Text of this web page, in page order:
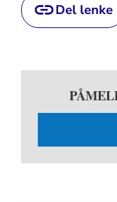
Del lenke